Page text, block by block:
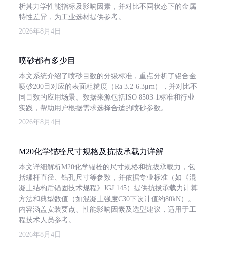
析其力学性能指标及影响因素，并对比不同状态下的金属
特性差异，为工业选材提供参考。
2026年8月4日
喷砂都有多少目
本文系统介绍了喷砂目数的分级标准，重点分析了铝合金
喷砂200目对应的表面粗糙度（Ra 3.2-6.3μm），并对比不
同目数的应用场景。数据来源包括ISO 8503-1标准和行业
实践，帮助用户根据需求选择合适的喷砂参数。
2026年8月4日
M20化学锚栓尺寸规格及抗拔承载力详解
本文详细解析M20化学锚栓的尺寸规格和抗拔承载力，包
括螺杆直径、钻孔尺寸等参数，并依据专业标准（如《混
凝土结构后锚固技术规程》JGJ 145）提供抗拔承载力计算
方法和典型数值（如混凝土强度C30下设计值约80kN）。
内容涵盖安装要点、性能影响因素及选型建议，适用于工
程技术人员参考。
2026年8月4日